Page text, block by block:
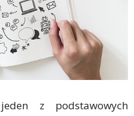
z podstawowych